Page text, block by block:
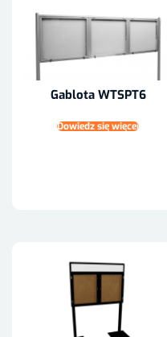
Gablota WTSPT6
Dowiedz się więcej